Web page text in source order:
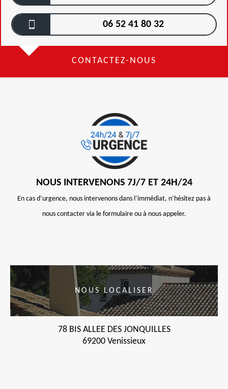
06 52 41 80 32
CONTACTEZ-NOUS
NOUS INTERVENONS 7J/7 ET 24H/24
En cas d’urgence, nous intervenons dans l’immédiat, n’hésitez pas à
nous contacter via le formulaire ou à nous appeler.
NOUS LOCALISER
78 BIS ALLEE DES JONQUILLES
69200 Venissieux